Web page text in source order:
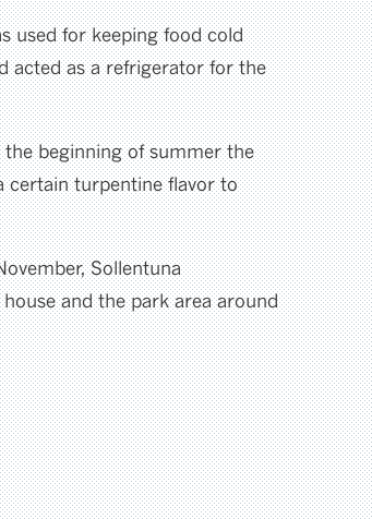
used for keeping food cold
acted as a refrigerator for the
beginning of summer the
certain turpentine flavor to
Sollentuna
and the park area around